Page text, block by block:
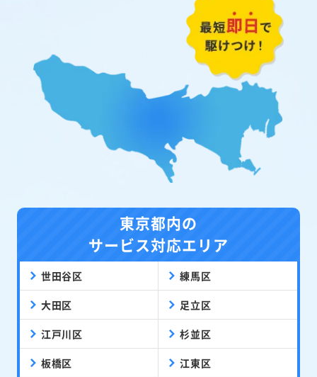
東京都内の
サービス対応エリア
世田谷区 練馬区
大田区 足立区
江戸川区 杉並区
板橋区 江東区